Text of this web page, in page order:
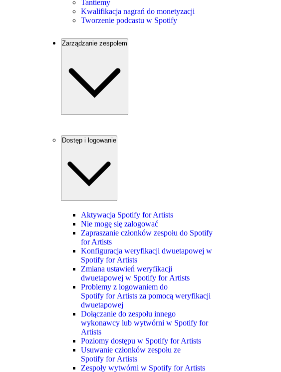
Tantiemy
Kwalifikacja nagrań do monetyzacji
Tworzenie podcastu w Spotify
Zarządzanie zespołem
Dostęp i logowanie
Aktywacja Spotify for Artists
Nie mogę się zalogować
Zapraszanie członków zespołu do Spotify
for Artists
Konfiguracja weryfikacji dwuetapowej w
Spotify for Artists
Zmiana ustawień weryfikacji
dwuetapowej w Spotify for Artists
Problemy z logowaniem do
Spotify for Artists za pomocą weryfikacji
dwuetapowej
Dołączanie do zespołu innego
wykonawcy lub wytwórni w Spotify for
Artists
Poziomy dostępu w Spotify for Artists
Usuwanie członków zespołu ze
Spotify for Artists
Zespoły wytwórni w Spotify for Artists